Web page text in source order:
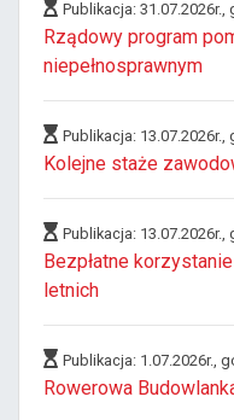
Publikacja: 31.07.2026r.,
Rządowy program
niepełnosprawnym
Publikacja: 13.07.2026r.,
Kolejne staże
Publikacja: 13.07.2026r.,
Bezpłatne
letnich
Publikacja: 1.07.2026r.,
Rowerowa